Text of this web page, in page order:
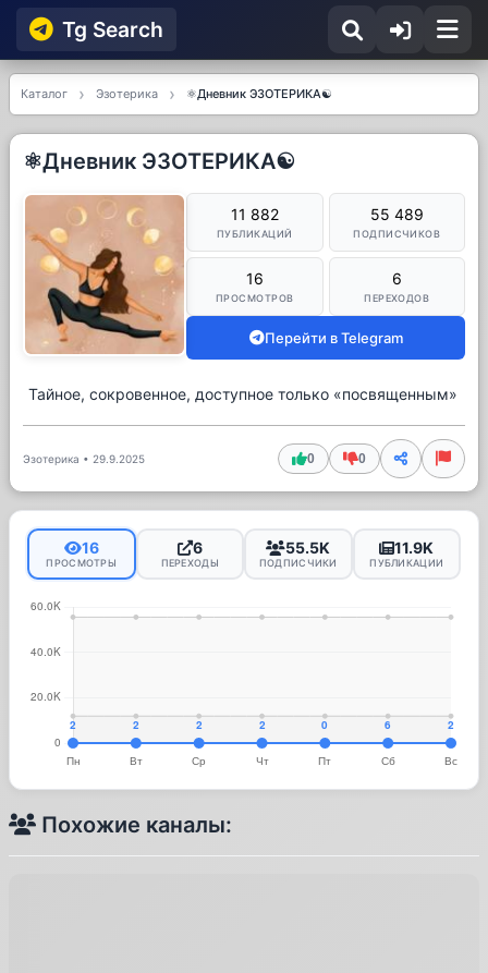
Tg Searсh
Каталог Эзотерика ⚛️Дневник ЭЗОТЕРИКА☯️
⚛️Дневник ЭЗОТЕРИКА☯️
11 882
ПУБЛИКАЦИЙ
55 489
ПОДПИСЧИКОВ
16
ПРОСМОТРОВ
6
ПЕРЕХОДОВ
Перейти в Telegram
Тайное, сокровенное, доступное только «посвященным»
Эзотерика • 29.9.2025 0 0
16
ПРОСМОТРЫ
6
ПЕРЕХОДЫ
55.5K
ПОДПИСЧИКИ
11.9K
ПУБЛИКАЦИИ
Похожие каналы: